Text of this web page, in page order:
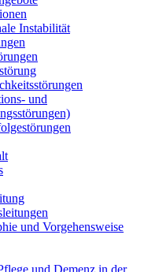
Instabilität
und
und Vorgehensweise
und Demenz in der